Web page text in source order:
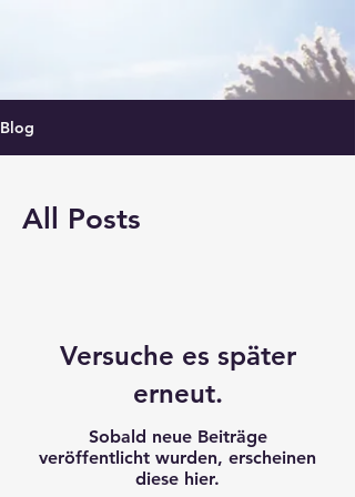
Blog
All Posts
Versuche es später
erneut.
Sobald neue Beiträge
veröffentlicht wurden, erscheinen
diese hier.